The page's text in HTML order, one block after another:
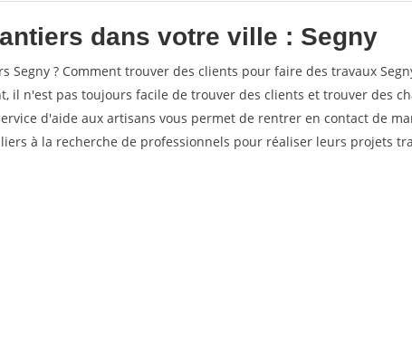
dans votre ville : Segny
Segny ? Comment trouver des clients pour faire des travaux
il n'est pas toujours facile de trouver des clients et trouver des
d'aide aux artisans vous permet de rentrer en contact de
à la recherche de professionnels pour réaliser leurs projets